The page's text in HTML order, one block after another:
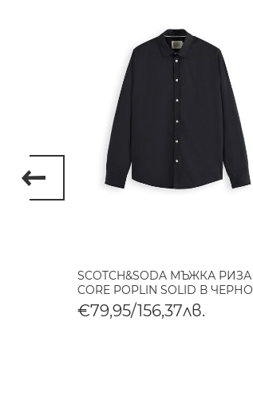
SCOTCH&SODA МЪЖКА РИЗА
CORE POPLIN SOLID В ЧЕРНО
€79,95/156,37лв.